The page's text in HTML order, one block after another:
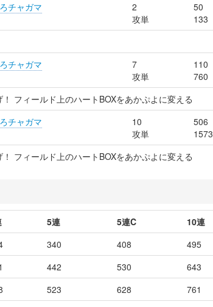
チャガマ
2
攻単
50
133
チャガマ
7
攻単
110
760
フィールド上のハートBOXをあかぷよに変える
チャガマ
10
攻単
506
1573
フィールド上のハートBOXをあかぷよに変える
5連 5連C 10連
340 408 495
442 530 643
523 628 761